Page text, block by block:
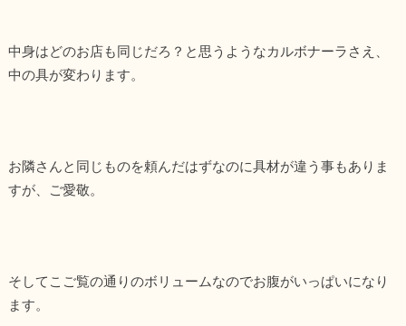
中身はどのお店も同じだろ？と思うようなカルボナーラさえ、
中の具が変わります。
お隣さんと同じものを頼んだはずなのに具材が違う事もありま
すが、ご愛敬。
そしてこご覧の通りのボリュームなのでお腹がいっぱいになり
ます。